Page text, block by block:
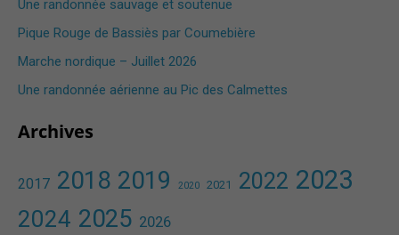
Une randonnée sauvage et soutenue
Pique Rouge de Bassiès par Coumebière
Marche nordique – Juillet 2026
Une randonnée aérienne au Pic des Calmettes ​
Archives
2017 2018 2019 2020 2021 2022 2023
2024 2025 2026